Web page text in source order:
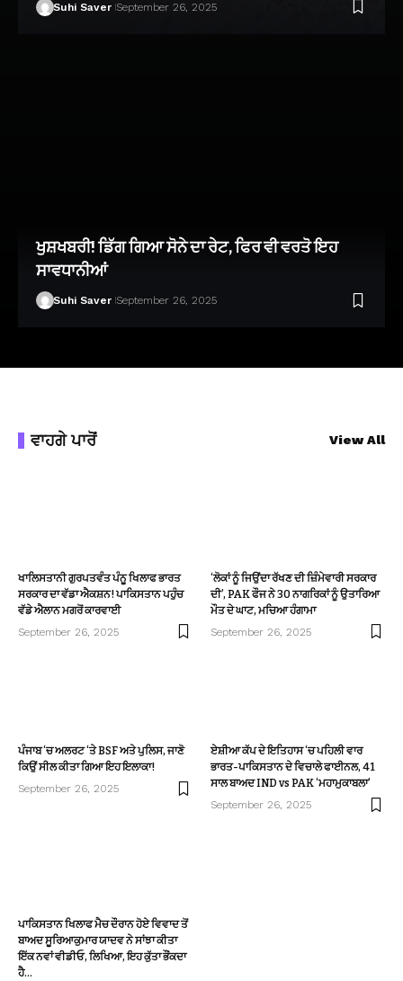
Suhi Saver September 26, 2025
ਖੁਸ਼ਖਬਰੀ! ਡਿੱਗ ਗਿਆ ਸੋਨੇ ਦਾ ਰੇਟ, ਫਿਰ ਵੀ ਵਰਤੋ ਇਹ
ਸਾਵਧਾਨੀਆਂ
Suhi Saver September 26, 2025
ਵਾਹਗੇ ਪਾਰੋਂ View All
ਖਾਲਿਸਤਾਨੀ ਗੁਰਪਤਵੰਤ ਪੰਨੂ ਖਿਲਾਫ ਭਾਰਤ
ਸਰਕਾਰ ਦਾ ਵੱਡਾ ਐਕਸ਼ਨ! ਪਾਕਿਸਤਾਨ ਪਹੁੰਚ
ਵੱਡੇ ਐਲਾਨ ਮਗਰੋਂ ਕਾਰਵਾਈ
September 26, 2025
‘ਲੋਕਾਂ ਨੂੰ ਜਿਉਂਦਾ ਰੱਖਣ ਦੀ ਜ਼ਿੰਮੇਵਾਰੀ ਸਰਕਾਰ
ਦੀ’, PAK ਫੌਜ ਨੇ 30 ਨਾਗਰਿਕਾਂ ਨੂੰ ਉਤਾਰਿਆ
ਮੌਤ ਦੇ ਘਾਟ, ਮਚਿਆ ਹੰਗਾਮਾ
September 26, 2025
ਪੰਜਾਬ ‘ਚ ਅਲਰਟ ‘ਤੇ BSF ਅਤੇ ਪੁਲਿਸ, ਜਾਣੋ
ਕਿਉਂ ਸੀਲ ਕੀਤਾ ਗਿਆ ਇਹ ਇਲਾਕਾ!
September 26, 2025
ਏਸ਼ੀਆ ਕੱਪ ਦੇ ਇਤਿਹਾਸ ‘ਚ ਪਹਿਲੀ ਵਾਰ
ਭਾਰਤ-ਪਾਕਿਸਤਾਨ ਦੇ ਵਿਚਾਲੇ ਫਾਈਨਲ, 41
ਸਾਲ ਬਾਅਦ IND vs PAK ‘ਮਹਾਮੁਕਾਬਲਾ’
September 26, 2025
ਪਾਕਿਸਤਾਨ ਖਿਲਾਫ ਮੈਚ ਦੌਰਾਨ ਹੋਏ ਵਿਵਾਦ ਤੋਂ
ਬਾਅਦ ਸੂਰਿਆਕੁਮਾਰ ਯਾਦਵ ਨੇ ਸਾਂਝਾ ਕੀਤਾ
ਇੱਕ ਨਵਾਂ ਵੀਡੀਓ, ਲਿਖਿਆ, ਇਹ ਕੁੱਤਾ ਭੌਂਕਦਾ
ਹੈ…